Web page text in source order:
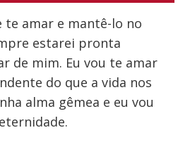
te amar e mantê-lo no
estarei pronta
de mim. Eu vou te amar
do que a vida nos
alma gêmea e eu vou